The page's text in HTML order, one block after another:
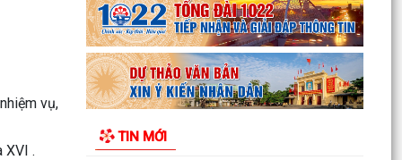
vụ,
XVI .
TIN MỚI
NGƯỜI ĐỨNG ĐẦU CẤP ỦY, CHÍNH QUYỀN VỚI
NHÂN DÂN NĂM 2026.
XÃ AN LÃO GIAO BAN CÔNG TÁC CẢI CÁCH
HÀNH CHÍNH QUÝ III NĂM 2026
HOẠT DƯỚI CỜ THÁNG 8 NĂM 2026.